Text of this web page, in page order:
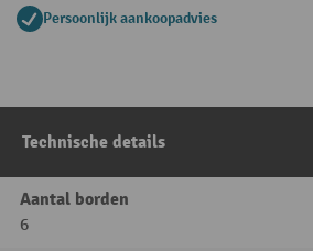
Persoonlijk aankoopadvies
Technische details
Aantal borden
6